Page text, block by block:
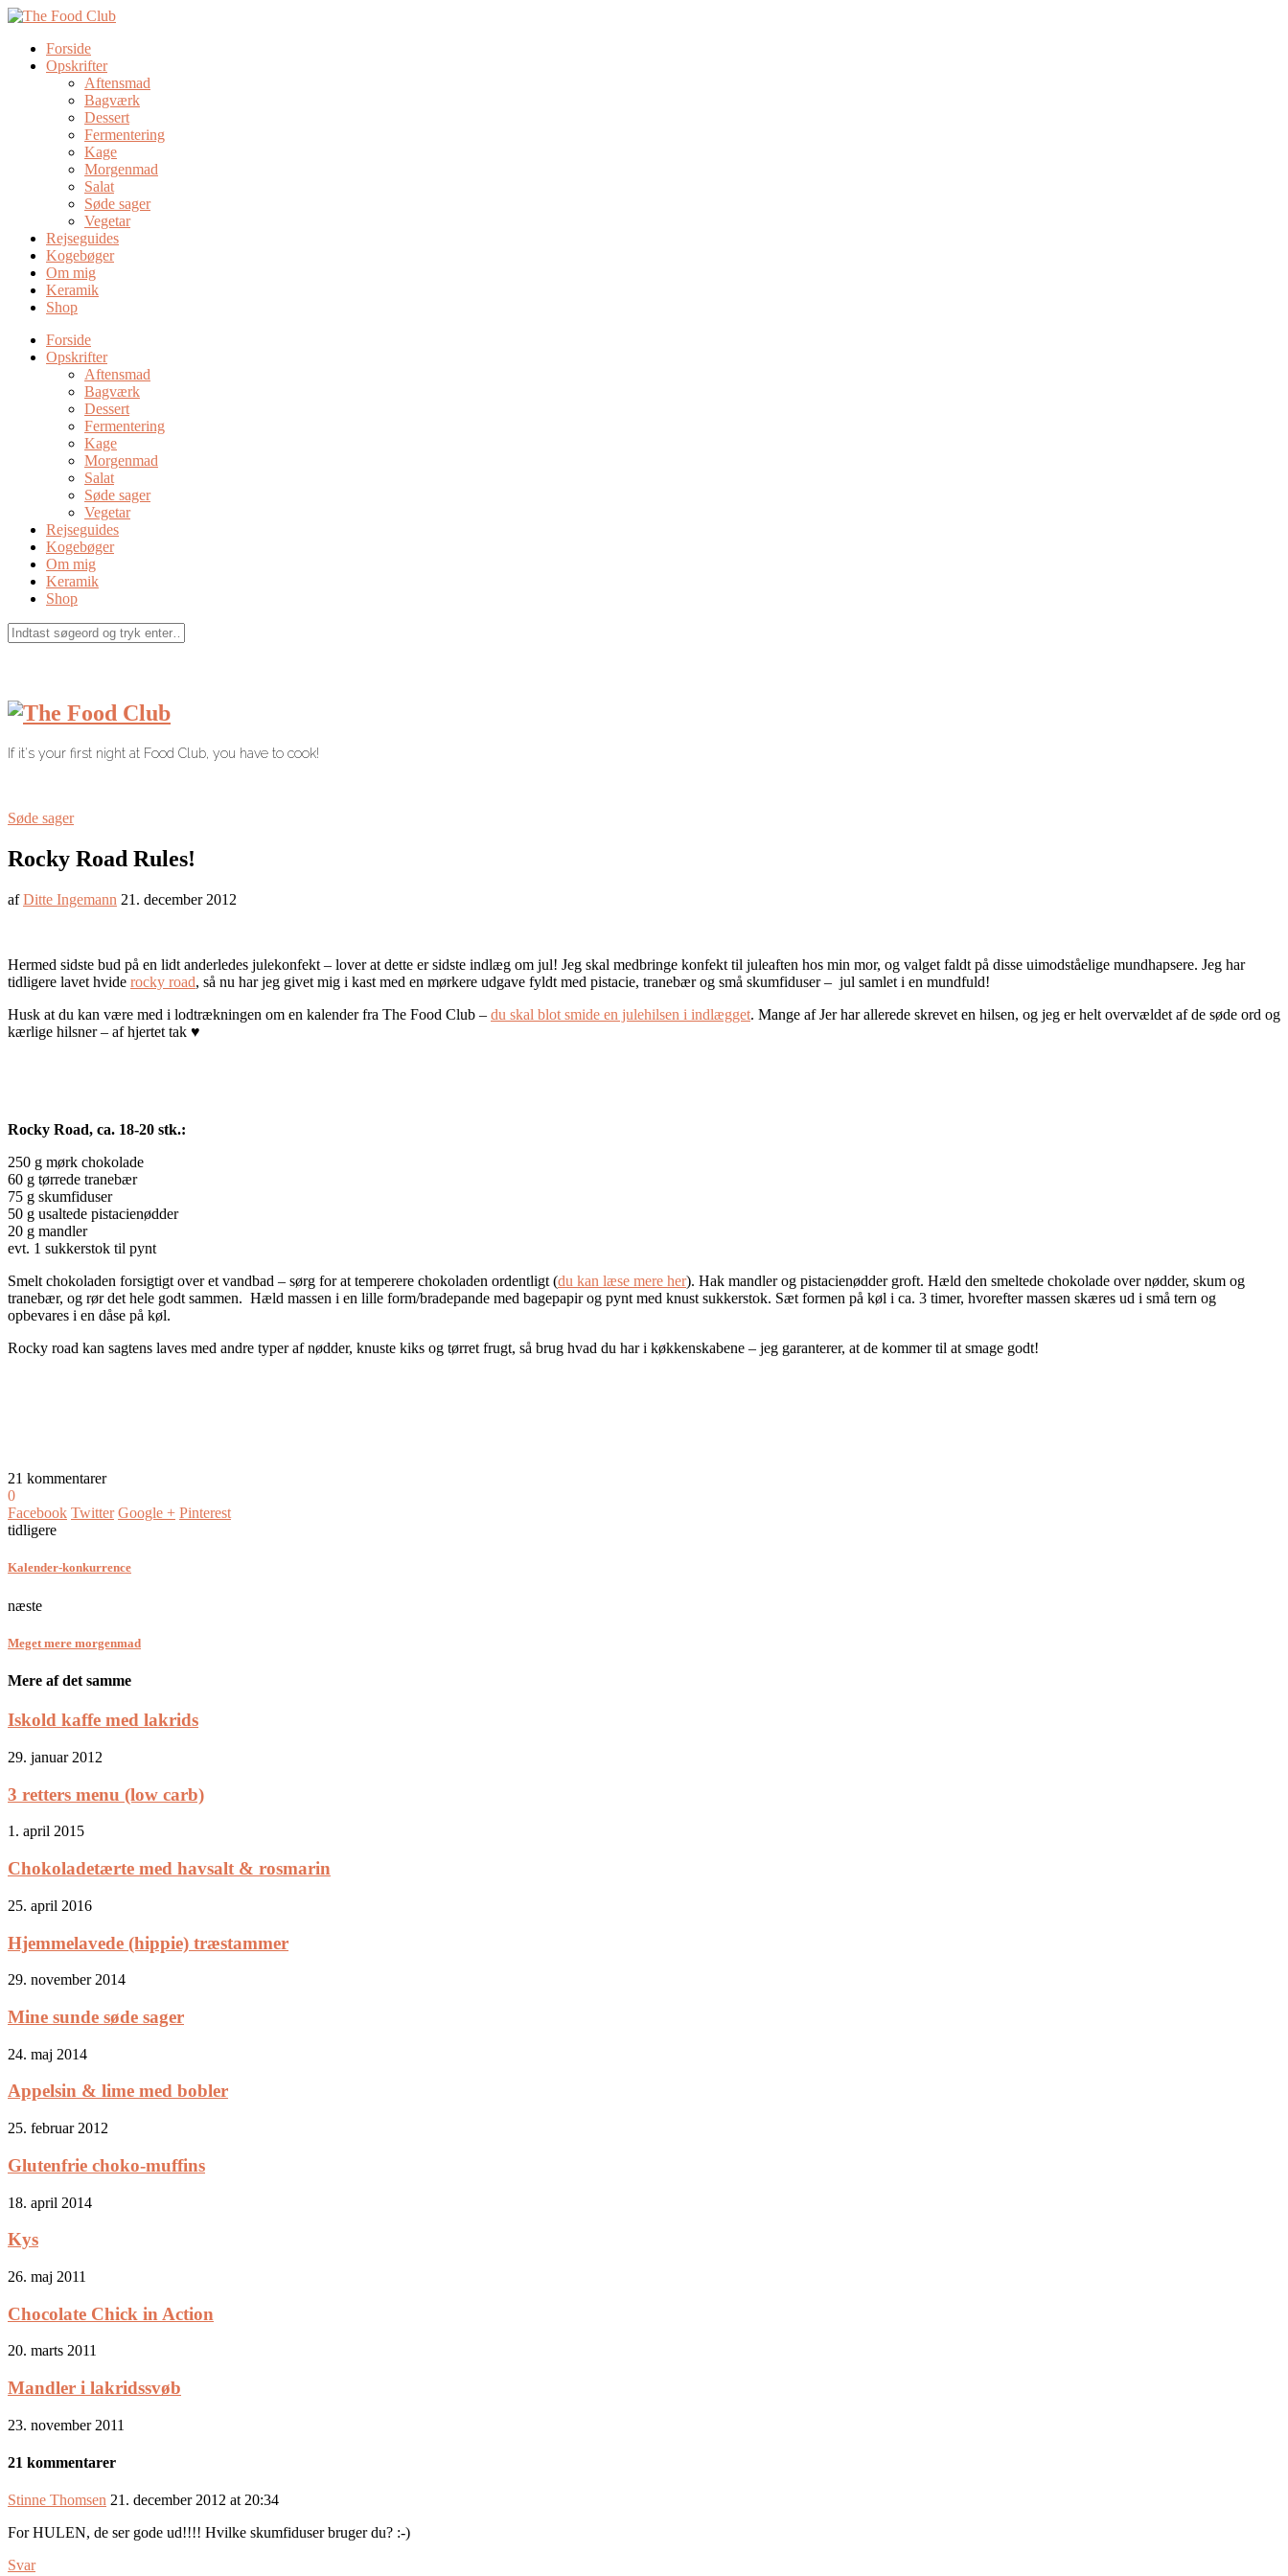
Forside
Opskrifter
Aftensmad
Bagværk
Dessert
Fermentering
Kage
Morgenmad
Salat
Søde sager
Vegetar
Rejseguides
Kogebøger
Om mig
Keramik
Shop
Forside
Opskrifter
Aftensmad
Bagværk
Dessert
Fermentering
Kage
Morgenmad
Salat
Søde sager
Vegetar
Rejseguides
Kogebøger
Om mig
Keramik
Shop
If it's your first night at Food Club, you have to cook!
Søde sager
Rocky Road Rules!
afDitte Ingemann 21. december 2012
Hermed sidste bud på en lidt anderledes julekonfekt – lover at dette er sidste indlæg om jul! Jeg skal medbringe konfekt til juleaften hos min mor, og valget faldt på disse uimodståelige mundhapsere. Jeg har
tidligere lavet hvide rocky road, så nu har jeg givet mig i kast med en mørkere udgave fyldt med pistacie, tranebær og små skumfiduser – jul samlet i en mundfuld!
Husk at du kan være med i lodtrækningen om en kalender fra The Food Club – du skal blot smide en julehilsen i indlægget. Mange af Jer har allerede skrevet en hilsen, og jeg er helt overvældet af de søde ord og
kærlige hilsner – af hjertet tak ♥
Rocky Road, ca. 18-20 stk.:
250 g mørk chokolade
60 g tørrede tranebær
75 g skumfiduser
50 g usaltede pistacienødder
20 g mandler
evt. 1 sukkerstok til pynt
Smelt chokoladen forsigtigt over et vandbad – sørg for at temperere chokoladen ordentligt (du kan læse mere her). Hak mandler og pistacienødder groft. Hæld den smeltede chokolade over nødder, skum og
tranebær, og rør det hele godt sammen. Hæld massen i en lille form/bradepande med bagepapir og pynt med knust sukkerstok. Sæt formen på køl i ca. 3 timer, hvorefter massen skæres ud i små tern og
opbevares i en dåse på køl.
Rocky road kan sagtens laves med andre typer af nødder, knuste kiks og tørret frugt, så brug hvad du har i køkkenskabene – jeg garanterer, at de kommer til at smage godt!
21 kommentarer
0
Facebook Twitter Google + Pinterest
tidligere
Kalender-konkurrence
næste
Meget mere morgenmad
Mere af det samme
Iskold kaffe med lakrids
29. januar 2012
3 retters menu (low carb)
1. april 2015
Chokoladetærte med havsalt & rosmarin
25. april 2016
Hjemmelavede (hippie) træstammer
29. november 2014
Mine sunde søde sager
24. maj 2014
Appelsin & lime med bobler
25. februar 2012
Glutenfrie choko-muffins
18. april 2014
Kys
26. maj 2011
Chocolate Chick in Action
20. marts 2011
Mandler i lakridssvøb
23. november 2011
21 kommentarer
Stinne Thomsen 21. december 2012 at 20:34
For HULEN, de ser gode ud!!!! Hvilke skumfiduser bruger du? :-)
Svar